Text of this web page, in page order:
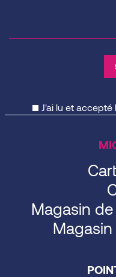
J'ai lu et accepté
Magasin